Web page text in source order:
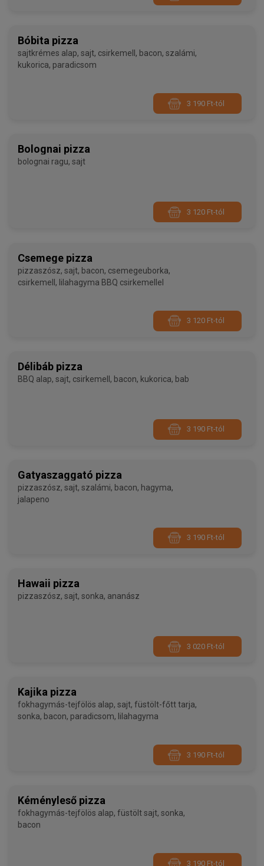
Bóbita pizza
sajtkrémes alap, sajt, csirkemell, bacon, szalámi,
kukorica, paradicsom
3 190 Ft-tól
Bolognai pizza
bolognai ragu, sajt
3 120 Ft-tól
Csemege pizza
pizzaszósz, sajt, bacon, csemegeuborka,
csirkemell, lilahagyma BBQ csirkemellel
3 120 Ft-tól
Délibáb pizza
BBQ alap, sajt, csirkemell, bacon, kukorica, bab
3 190 Ft-tól
Gatyaszaggató pizza
pizzaszósz, sajt, szalámi, bacon, hagyma,
jalapeno
3 190 Ft-tól
Hawaii pizza
pizzaszósz, sajt, sonka, ananász
3 020 Ft-tól
Kajika pizza
fokhagymás-tejfölös alap, sajt, füstölt-főtt tarja,
sonka, bacon, paradicsom, lilahagyma
3 190 Ft-tól
Kéményleső pizza
fokhagymás-tejfölös alap, füstölt sajt, sonka,
bacon
3 190 Ft-tól